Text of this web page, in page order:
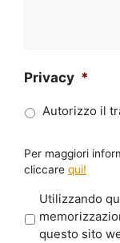
Privacy *
Autorizzo il
Per maggiori
cliccare qui!
r
Utilizzando
questo sito